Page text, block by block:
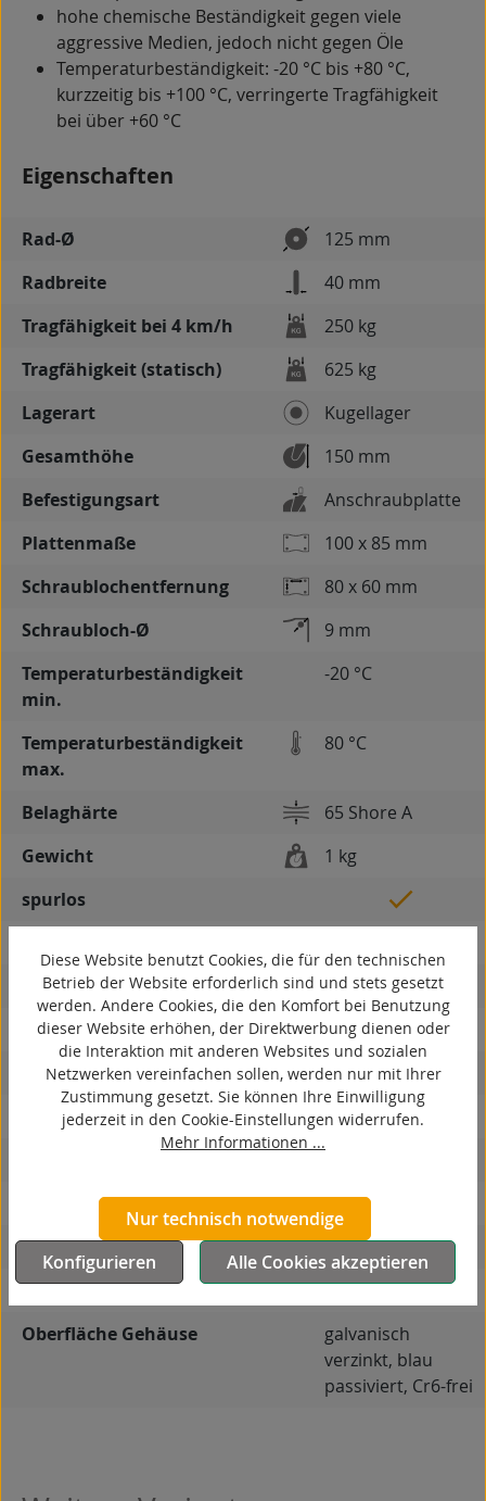
hohe chemische Beständigkeit gegen viele
aggressive Medien, jedoch nicht gegen Öle
Temperaturbeständigkeit: -20 °C bis +80 °C,
kurzzeitig bis +100 °C, verringerte Tragfähigkeit
bei über +60 °C
Eigenschaften
Rad-Ø
125 mm
Radbreite
40 mm
Tragfähigkeit bei 4 km/h
250 kg
Tragfähigkeit (statisch)
625 kg
Lagerart
Kugellager
Gesamthöhe
150 mm
Befestigungsart
Anschraubplatte
Plattenmaße
100 x 85 mm
Schraublochentfernung
80 x 60 mm
Schraubloch-Ø
9 mm
Temperaturbeständigkeit
min.
-20 °C
Temperaturbeständigkeit
max.
80 °C
Belaghärte
65 Shore A
Gewicht
1 kg
spurlos
antistatisch
ESD
elektrisch leitfähig
korrosionsbeständig
autoklaventauglich
Produkttyp
Bockrolle
Material Gehäuse
Stahlblech
Oberfläche Gehäuse
galvanisch
verzinkt, blau
passiviert, Cr6-frei
Diese Website benutzt Cookies, die für den technischen
Betrieb der Website erforderlich sind und stets gesetzt
werden. Andere Cookies, die den Komfort bei Benutzung
dieser Website erhöhen, der Direktwerbung dienen oder
die Interaktion mit anderen Websites und sozialen
Netzwerken vereinfachen sollen, werden nur mit Ihrer
Zustimmung gesetzt. Sie können Ihre Einwilligung
jederzeit in den Cookie-Einstellungen widerrufen.
Mehr Informationen ...
Nur technisch notwendige
Konfigurieren
Alle Cookies akzeptieren